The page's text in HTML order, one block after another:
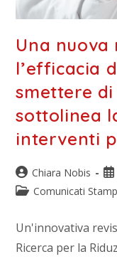
Una nuova
l’efficacia
smettere
sottolinea
interventi
Chiara Nobis
Comunicati
Un'innovativa
Ricerca per la